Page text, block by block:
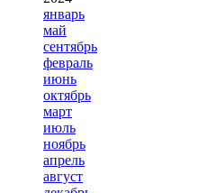
январь
май
сентябрь
февраль
июнь
октябрь
март
июль
ноябрь
апрель
август